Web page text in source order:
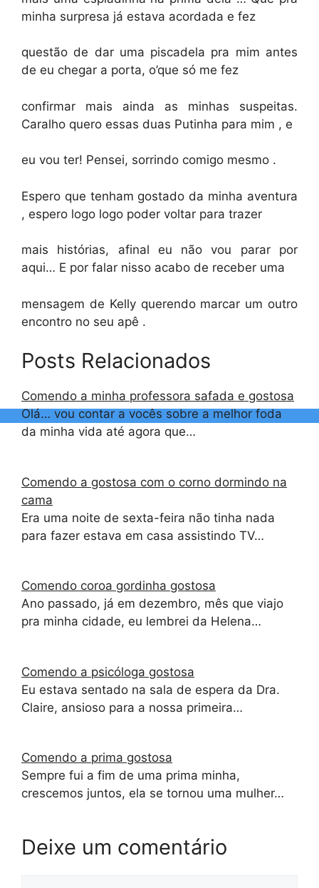
minha surpresa já estava acordada e fez
questão de dar uma piscadela pra mim antes
de eu chegar a porta, o’que só me fez
confirmar mais ainda as minhas suspeitas.
Caralho quero essas duas Putinha para mim , e
eu vou ter! Pensei, sorrindo comigo mesmo .
Espero que tenham gostado da minha aventura
, espero logo logo poder voltar para trazer
mais histórias, afinal eu não vou parar por
aqui… E por falar nisso acabo de receber uma
mensagem de Kelly querendo marcar um outro
encontro no seu apê .
Posts Relacionados
Comendo a minha professora safada e gostosa
Olá… vou contar a vocês sobre a melhor foda
da minha vida até agora que…
Comendo a gostosa com o corno dormindo na
cama
Era uma noite de sexta-feira não tinha nada
para fazer estava em casa assistindo TV…
Comendo coroa gordinha gostosa
Ano passado, já em dezembro, mês que viajo
pra minha cidade, eu lembrei da Helena…
Comendo a psicóloga gostosa
Eu estava sentado na sala de espera da Dra.
Claire, ansioso para a nossa primeira…
Comendo a prima gostosa
Sempre fui a fim de uma prima minha,
crescemos juntos, ela se tornou uma mulher…
Deixe um comentário